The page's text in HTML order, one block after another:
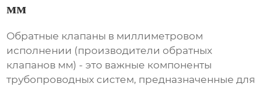
мм
Обратные клапаны в миллиметровом
исполнении (производители обратных
клапанов мм) - это важные компоненты
трубопроводных систем, предназначенные для